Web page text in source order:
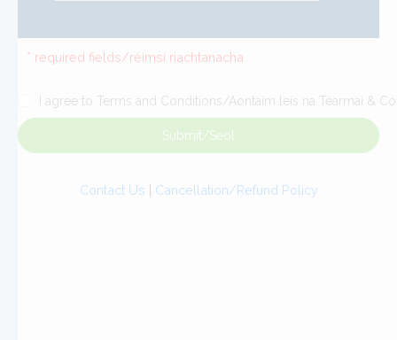
* required fields/réimsí riachtanacha
I agree to Terms and Conditions/Aontaím leis na Téarmaí &
Submit/Seol
Contact Us Cancellation/Refund Policy